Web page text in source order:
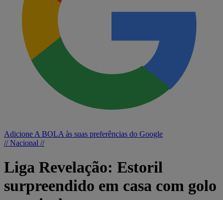
Adicione A BOLA às suas preferências do Google
// Nacional //
Liga Revelação: Estoril
surpreendido em casa com golo